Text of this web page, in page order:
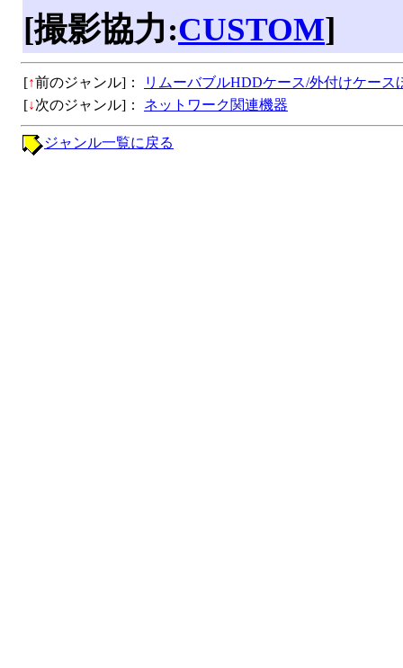
[撮影協力:CUSTOM]
[↑前のジャンル]：
リムーバブルHDDケース/外付けケース
[↓次のジャンル]： ネットワーク関連機器
ジャンル一覧に戻る